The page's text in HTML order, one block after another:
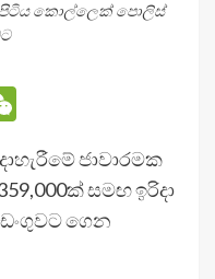
කොල්ලෙක් පොලිස්
ජාවාරමක
සමඟ ඉරිදා
ගෙන